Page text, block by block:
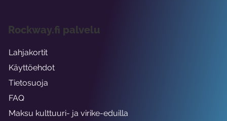
Rockway.fi palvelu
Lahjakortit
Käyttöehdot
Tietosuoja
FAQ
Maksu kulttuuri- ja virike-eduilla